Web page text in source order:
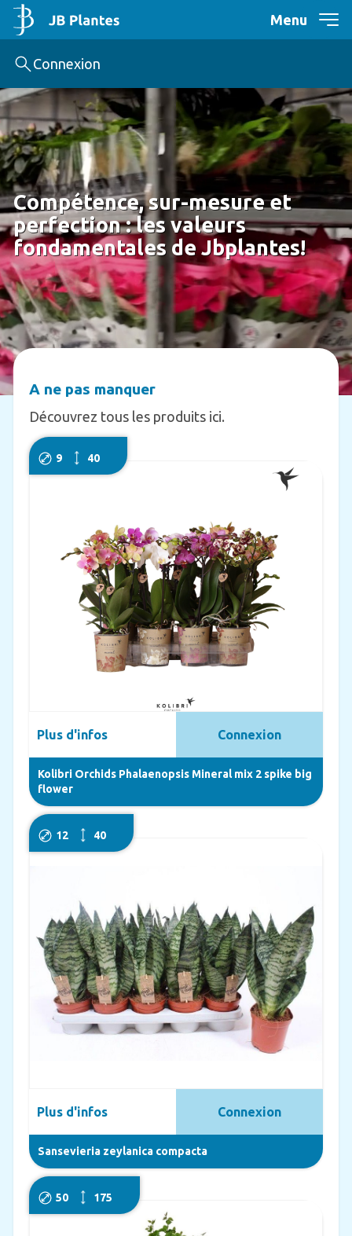
Menu
Connexion
Compétence, sur-mesure et
perfection : les valeurs
fondamentales de Jbplantes!
A ne pas manquer
Découvrez tous les produits ici.
9 40
Kolibri Orchids Phalaenopsis Mineral mix 2 spike big
flower
Plus d'infos Connexion
12 40
Sansevieria zeylanica compacta
Plus d'infos Connexion
50 175